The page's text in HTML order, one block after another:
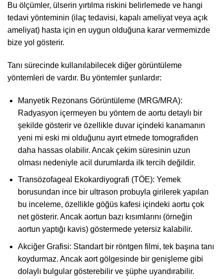
Bu ölçümler, ülserin yırtılma riskini belirlemede ve hangi
tedavi yönteminin (ilaç tedavisi, kapalı ameliyat veya açık
ameliyat) hasta için en uygun olduğuna karar vermemizde
bize yol gösterir.
Tanı sürecinde kullanılabilecek diğer görüntüleme
yöntemleri de vardır. Bu yöntemler şunlardır:
Manyetik Rezonans Görüntüleme (MRG/MRA):
Radyasyon içermeyen bu yöntem de aortu detaylı bir
şekilde gösterir ve özellikle duvar içindeki kanamanın
yeni mi eski mi olduğunu ayırt etmede tomografiden
daha hassas olabilir. Ancak çekim süresinin uzun
olması nedeniyle acil durumlarda ilk tercih değildir.
Transözofageal Ekokardiyografi (TÖE): Yemek
borusundan ince bir ultrason probuyla girilerek yapılan
bu inceleme, özellikle göğüs kafesi içindeki aortu çok
net gösterir. Ancak aortun bazı kısımlarını (örneğin
aortun yaptığı kavis) göstermede yetersiz kalabilir.
Akciğer Grafisi: Standart bir röntgen filmi, tek başına tanı
koydurmaz. Ancak aort gölgesinde bir genişleme gibi
dolaylı bulgular gösterebilir ve şüphe uyandırabilir.